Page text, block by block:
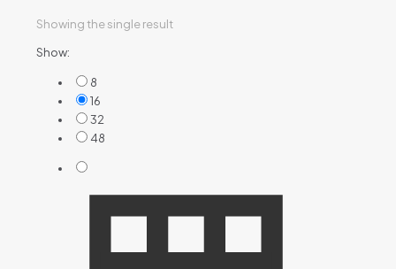
Showing the single result
Show:
8
16
32
48